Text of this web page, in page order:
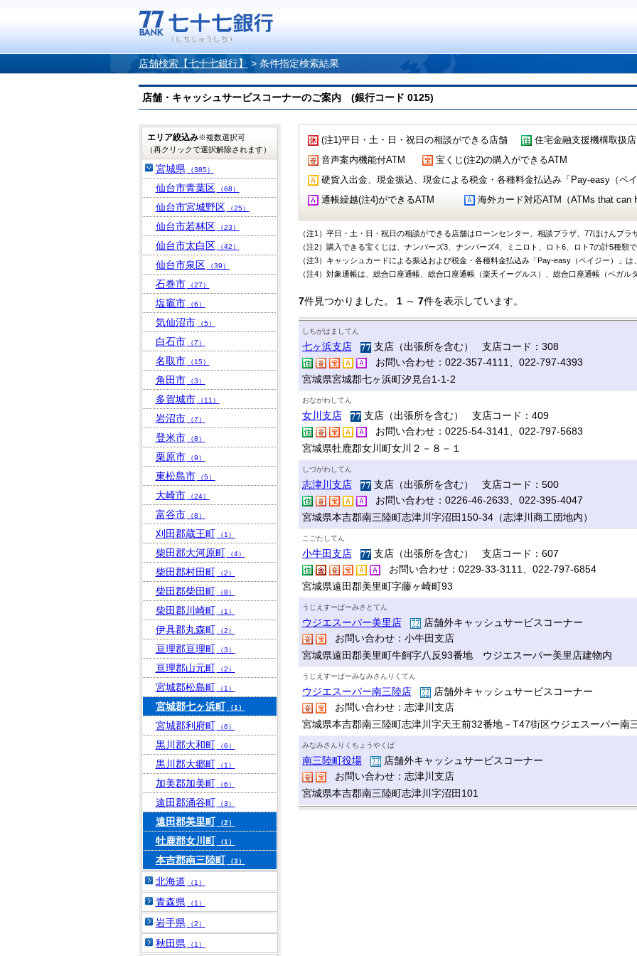
店舗検索【七十七銀行】 > 条件指定検索結果
店舗・キャッシュサービスコーナーのご案内 (銀行コード 0125)
(注1)平日・土・日・祝日の相談ができる店舗 住宅金融支援機構取扱店
音声案内機能付ATM
宝くじ(注2)の購入ができるATM
硬貨入出金、現金振込、現金による税金・各種料金払込み「Pay-easy（ペ
通帳繰越(注4)ができるATM
海外カード対応ATM（ATMs that can
（注1）平日・土・日・祝日の相談ができる店舗はローンセンター、相談プラザ、77ほけんプラ
（注2）購入できる宝くじは、ナンバーズ3、ナンバーズ4、ミニロト、ロト6、ロト7の計5種類で
（注3）キャッシュカードによる振込および税金・各種料金払込み「Pay-easy（ペイジー）」は
（注4）対象通帳は、総合口座通帳、総合口座通帳（楽天イーグルス）、総合口座通帳（ベガル
7件見つかりました。 1～ 7件を表示しています。
しちがはましてん
七ヶ浜支店
支店（出張所を含む） 支店コード：308
お問い合わせ：022-357-4111、022-797-4393
宮城県宮城郡七ヶ浜町汐見台1-1-2
おながわしてん
女川支店
支店（出張所を含む） 支店コード：409
お問い合わせ：0225-54-3141、022-797-5683
宮城県牡鹿郡女川町女川２－８－１
しづがわしてん
志津川支店
支店（出張所を含む） 支店コード：500
お問い合わせ：0226-46-2633、022-395-4047
宮城県本吉郡南三陸町志津川字沼田150-34（志津川商工団地内）
こごたしてん
小牛田支店
支店（出張所を含む） 支店コード：607
お問い合わせ：0229-33-3111、022-797-6854
宮城県遠田郡美里町字藤ヶ崎町93
うじえすーぱーみさとてん
ウジエスーパー美里店
店舗外キャッシュサービスコーナー
お問い合わせ：小牛田支店
宮城県遠田郡美里町牛飼字八反93番地 ウジエスーパー美里店建物内
うじえすーぱーみなみさんりくてん
ウジエスーパー南三陸店
店舗外キャッシュサービスコーナー
お問い合わせ：志津川支店
宮城県本吉郡南三陸町志津川字天王前32番地－T47街区ウジエスーパー南
みなみさんりくちょうやくば
南三陸町役場
店舗外キャッシュサービスコーナー
お問い合わせ：志津川支店
宮城県本吉郡南三陸町志津川字沼田101
エリア絞込み※複数選択可
（再クリックで選択解除されます）
宮城県 （385）
仙台市青葉区 （68）
仙台市宮城野区 （25）
仙台市若林区 （23）
仙台市太白区 （42）
仙台市泉区 （39）
石巻市 （27）
塩竈市 （6）
気仙沼市 （5）
白石市 （7）
名取市 （15）
角田市 （3）
多賀城市 （11）
岩沼市 （7）
登米市 （8）
栗原市 （9）
東松島市 （5）
大崎市 （24）
富谷市 （8）
刈田郡蔵王町 （1）
柴田郡大河原町 （4）
柴田郡村田町 （2）
柴田郡柴田町 （8）
柴田郡川崎町 （1）
伊具郡丸森町 （2）
亘理郡亘理町 （3）
亘理郡山元町 （2）
宮城郡松島町 （1）
宮城郡七ヶ浜町 （1）
宮城郡利府町 （6）
黒川郡大和町 （6）
黒川郡大郷町 （1）
加美郡加美町 （6）
遠田郡涌谷町 （3）
遠田郡美里町 （2）
牡鹿郡女川町 （1）
本吉郡南三陸町 （3）
北海道 （1）
青森県 （1）
岩手県 （2）
秋田県 （1）